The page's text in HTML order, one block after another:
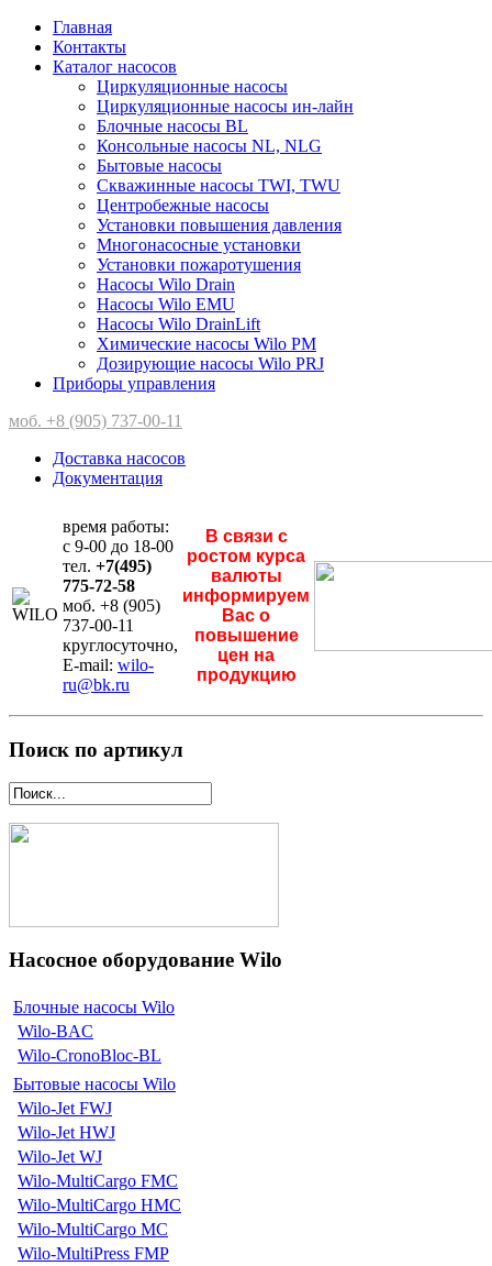
Главная
Контакты
Каталог насосов
Циркуляционные насосы
Циркуляционные насосы ин-лайн
Блочные насосы BL
Консольные насосы NL, NLG
Бытовые насосы
Скважинные насосы TWI, TWU
Центробежные насосы
Установки повышения давления
Многонасосные установки
Установки пожаротушения
Насосы Wilo Drain
Насосы Wilo EMU
Насосы Wilo DrainLift
Химические насосы Wilo PM
Дозирующие насосы Wilo PRJ
Приборы управления
моб. +8 (905) 737-00-11
Доставка насосов
Документация
время работы:
с 9-00 до 18-00
тел. +7(495)
775-72-58
моб. +8 (905)
737-00-11
круглосуточно,
E-mail: wilo-
ru@bk.ru
В связи с
ростом курса
валюты
информируем
Вас о
повышение
цен на
продукцию
Поиск по артикул
Насосное оборудование Wilo
Блочные насосы Wilo
Wilo-BAC
Wilo-CronoBloc-BL
Бытовые насосы Wilo
Wilo-Jet FWJ
Wilo-Jet HWJ
Wilo-Jet WJ
Wilo-MultiCargo FMC
Wilo-MultiCargo HMC
Wilo-MultiCargo MC
Wilo-MultiPress FMP